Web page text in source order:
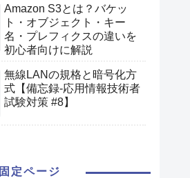
Amazon S3とは？バケッ
ト・オブジェクト・キー
名・プレフィクスの違いを
初心者向けに解説
無線LANの規格と暗号化方
式【備忘録-応用情報技術者
試験対策 #8】
固定ページ